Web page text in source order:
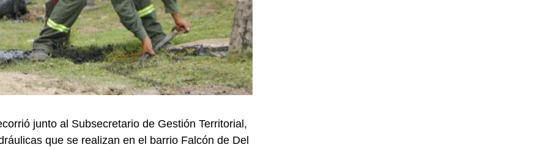
junto al Subsecretario de Gestión Territorial,
que se realizan en el barrio Falcón de Del